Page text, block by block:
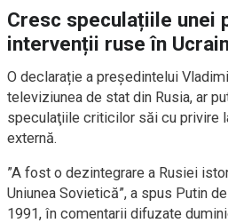
Cresc speculațiile unei
intervenții ruse în
O declarație a președintelui
televiziunea de stat din Rusia, ar
speculaţiile criticilor săi cu privire
externă.
”A fost o dezintegrare a Rusiei
Uniunea Sovietică”, a spus Putin
1991, în comentarii difuzate